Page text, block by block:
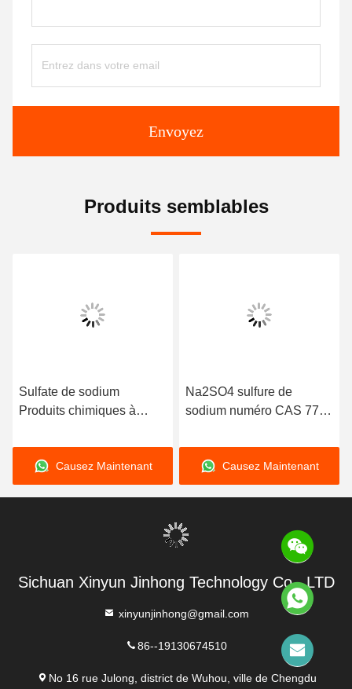
Envoyez
Produits semblables
Sulfate de sodium
Produits chimiques à
82 6 Pour une meilleure
efficacité de teinture
Causez Maintenant
Na2SO4 sulfure de
sodium numéro CAS 7757
les produits
pharmaceutiques
Causez Maintenant
Sichuan Xinyun Jinhong Technology Co., LTD
xinyunjinhong@gmail.com
86--19130674510
No 16 rue Julong, district de Wuhou, ville de Chengdu